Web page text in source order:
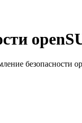
безопасности